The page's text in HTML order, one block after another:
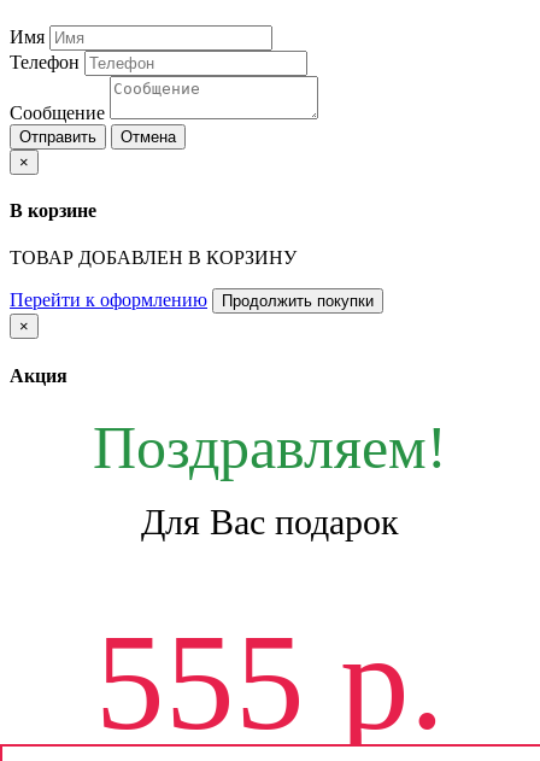
Имя
Телефон
Сообщение
Отправить
Отмена
×
В корзине
ТОВАР ДОБАВЛЕН В КОРЗИНУ
Перейти к оформлению
Продолжить покупки
×
Акция
Поздравляем!
Для Вас подарок
555 р.